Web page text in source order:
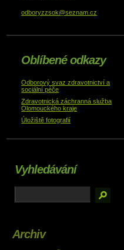
odboryzzsok@seznam.cz
Oblíbené odkazy
Odborový svaz zdravotnictví a
sociální péče
Zdravotnická záchranná služba
Olomouckého kraje
Úložiště fotografií
Vyhledávání
Archiv